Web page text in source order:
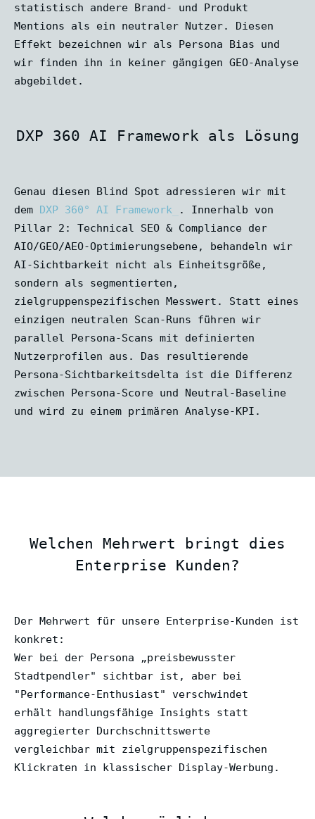
statistisch andere Brand- und Produkt
Mentions als ein neutraler Nutzer. Diesen
Effekt bezeichnen wir als Persona Bias und
wir finden ihn in keiner gängigen GEO-Analyse
abgebildet.
DXP 360 AI Framework als Lösung
Genau diesen Blind Spot adressieren wir mit
dem DXP 360° AI Framework
. Innerhalb von
Pillar 2: Technical SEO & Compliance der
AIO/GEO/AEO-Optimierungsebene, behandeln wir
AI-Sichtbarkeit nicht als Einheitsgröße,
sondern als segmentierten,
zielgruppenspezifischen Messwert. Statt eines
einzigen neutralen Scan-Runs führen wir
parallel Persona-Scans mit definierten
Nutzerprofilen aus. Das resultierende
Persona-Sichtbarkeitsdelta ist die Differenz
zwischen Persona-Score und Neutral-Baseline
und wird zu einem primären Analyse-KPI.
Welchen Mehrwert bringt dies
Enterprise Kunden?
Der Mehrwert für unsere Enterprise-Kunden ist
konkret:
Wer bei der Persona „preisbewusster
Stadtpendler" sichtbar ist, aber bei
"Performance-Enthusiast" verschwindet
erhält handlungsfähige Insights statt
aggregierter Durchschnittswerte
vergleichbar mit zielgruppenspezifischen
Klickraten in klassischer Display-Werbung.